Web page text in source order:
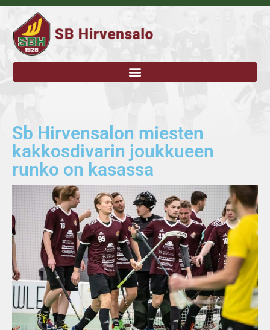
Sb Hirvensalon miesten
kakkosdivarin joukkueen
runko on kasassa